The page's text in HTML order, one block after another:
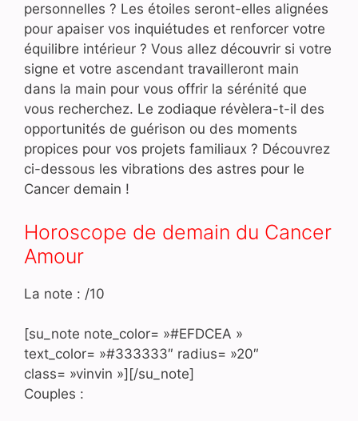
personnelles ? Les étoiles seront-elles alignées
pour apaiser vos inquiétudes et renforcer votre
équilibre intérieur ? Vous allez découvrir si votre
signe et votre ascendant travailleront main
dans la main pour vous offrir la sérénité que
vous recherchez. Le zodiaque révèlera-t-il des
opportunités de guérison ou des moments
propices pour vos projets familiaux ? Découvrez
ci-dessous les vibrations des astres pour le
Cancer demain !
Horoscope de demain du Cancer
Amour
La note : /10
[su_note note_color= »#EFDCEA »
text_color= »#333333″ radius= »20″
class= »vinvin »][/su_note]
Couples :